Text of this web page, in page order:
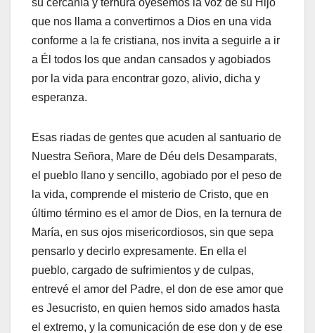
su cercanía y ternura oyésemos la voz de su Hijo
que nos llama a convertirnos a Dios en una vida
conforme a la fe cristiana, nos invita a seguirle a ir
a Él todos los que andan cansados y agobiados
por la vida para encontrar gozo, alivio, dicha y
esperanza.
Esas riadas de gentes que acuden al santuario de
Nuestra Señora, Mare de Déu dels Desamparats,
el pueblo llano y sencillo, agobiado por el peso de
la vida, comprende el misterio de Cristo, que en
último término es el amor de Dios, en la ternura de
María, en sus ojos misericordiosos, sin que sepa
pensarlo y decirlo expresamente. En ella el
pueblo, cargado de sufrimientos y de culpas,
entrevé el amor del Padre, el don de ese amor que
es Jesucristo, en quien hemos sido amados hasta
el extremo, y la comunicación de ese don y de ese